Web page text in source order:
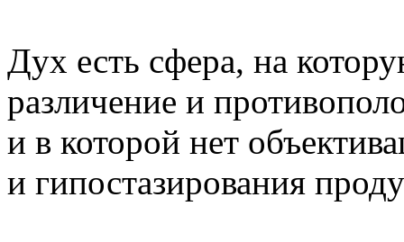
Дух есть сфера, на
различение и
и в которой нет
и гипостазирования